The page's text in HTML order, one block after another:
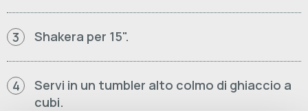
3 Shakera per 15".
4
Servi in un tumbler alto colmo di ghiaccio a
cubi.